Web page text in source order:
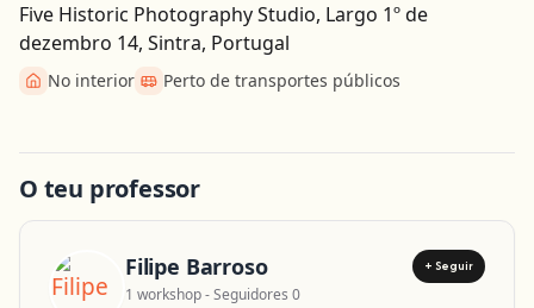
Five Historic Photography Studio, Largo 1º de
dezembro 14, Sintra, Portugal
No interior Perto de transportes públicos
Leaflet| ©OpenStreetMapObter direcções
O teu professor
Filipe Barroso + Seguir
1 workshop - Seguidores 0